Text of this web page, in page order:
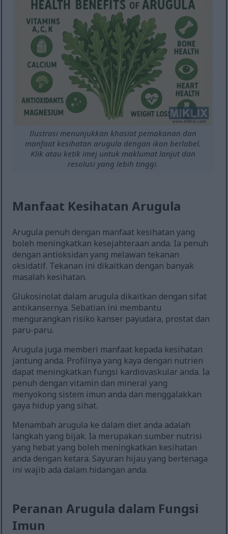
Ilustrasi menunjukkan khasiat pemakanan dan
manfaat kesihatan arugula dengan ikon berlabel.
Klik atau ketik imej untuk maklumat lanjut dan
resolusi yang lebih tinggi.
Manfaat Kesihatan Arugula
Arugula penuh dengan manfaat kesihatan yang
boleh meningkatkan kesejahteraan anda. Ia penuh
dengan antioksidan yang melawan tekanan
oksidatif. Tekanan ini dikaitkan dengan banyak
masalah kesihatan.
Glukosinolat dalam arugula dikaitkan dengan sifat
antikansernya. Sebatian ini membantu
mengurangkan risiko kanser payudara, prostat dan
paru-paru.
Arugula juga memberi manfaat kepada kesihatan
jantung anda. Profilnya yang kaya dengan nutrien
dapat meningkatkan fungsi kardiovaskular anda. Ia
penuh dengan vitamin dan mineral yang
menyokong sistem imun anda dan menggalakkan
gaya hidup yang sihat.
Menambah arugula ke dalam diet anda adalah
langkah yang bijak. Ia merupakan sumber nutrisi
yang hebat yang boleh meningkatkan kesihatan
anda dengan ketara. Sayuran hijau yang bertenaga
ini wajib ada dalam hidangan anda.
Peranan Arugula dalam Fungsi
Imun